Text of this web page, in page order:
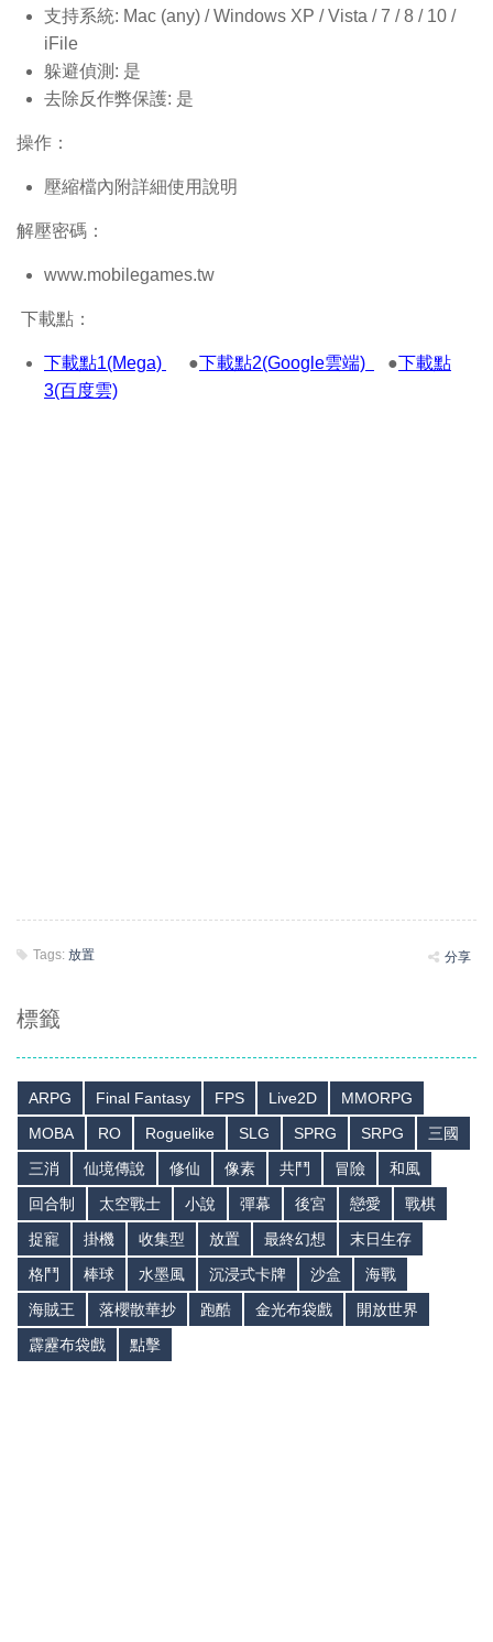
支持系統: Mac (any) / Windows XP / Vista / 7 / 8 / 10 /
iFile
躲避偵測: 是
去除反作弊保護: 是
操作：
壓縮檔內附詳細使用說明
解壓密碼：
www.mobilegames.tw
下載點：
下載點1(Mega) ●下載點2(Google雲端) ●下載點
3(百度雲)
Tags: 放置 分享
標籤
ARPG Final Fantasy FPS Live2D
MMORPG
MOBA
RO Roguelike SLG SPRG SRPG
三國
三消
仙境傳說 修仙 像素 共鬥 冒險
和風
回合制
太空戰士 小說 彈幕 後宮 戀愛
戰棋
捉寵
掛機 收集型 放置 最終幻想
末日生存
格鬥
棒球 水墨風 沉浸式卡牌 沙盒
海戰
海賊王
落櫻散華抄 跑酷 金光布袋戲
開放世界
霹靂布袋戲
點擊